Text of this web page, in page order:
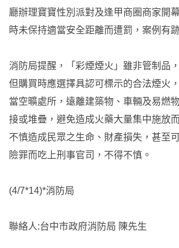
廳辦理寶寶性別派對及逢甲商圈商家開
時未保持適當安全距離而遭罰，案例有
消防局提醒，「彩煙煙火」雖非管制品
但購買時應選擇具認可標示的合法煙火
當空曠處所，遠離建築物、車輛及易燃
接或堆疊，避免造成火藥大量集中施放
不慎造成民眾之生命、財產損失，甚至
險罪而吃上刑事官司，不得不慎。
(4/7*14)*消防局
聯絡人:台中市政府消防局 陳先生